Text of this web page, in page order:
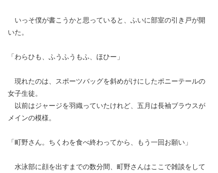
いっそ僕が書こうかと思っていると、ふいに部室の引き戸が開
いた。
「わらひも、ふうふうもふ、ほひー」
現れたのは、スポーツバッグを斜めがけにしたポニーテールの
女子生徒。
以前はジャージを羽織っていたけれど、五月は長袖ブラウスが
メインの模様。
「町野さん。ちくわを食べ終わってから、もう一回お願い」
水泳部に顔を出すまでの数分間、町野さんはここで雑談をして